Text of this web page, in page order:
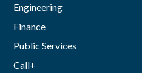
Engineering
Finance
Public Services
Call+